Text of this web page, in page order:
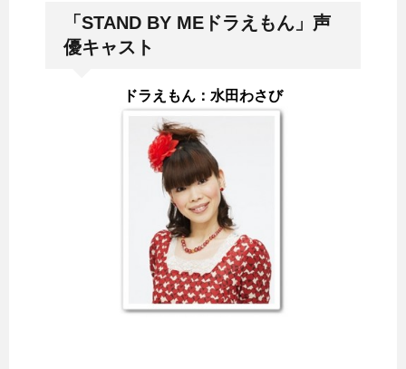
「STAND BY MEドラえもん」声
優キャスト
ドラえもん：水田わさび